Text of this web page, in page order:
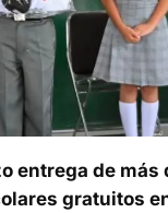
entrega de más
gratuitos